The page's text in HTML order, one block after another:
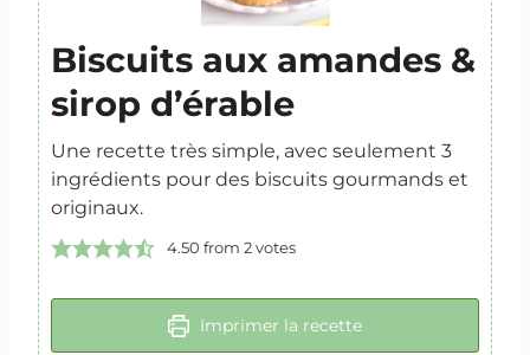
Biscuits aux amandes &
sirop d’érable
Une recette très simple, avec seulement 3
ingrédients pour des biscuits gourmands et
originaux.
4.50 from 2votes
Imprimer la recette